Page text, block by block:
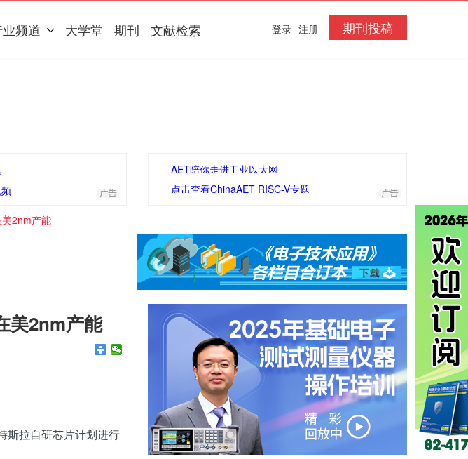
频道 大学堂 期刊 文献检索 期刊投稿
登录 注册
AET陪你走进工业以太网
点击查看ChinaAET RISC-V专题
2nm产能
美2nm产能
斯拉自研芯片计划进行